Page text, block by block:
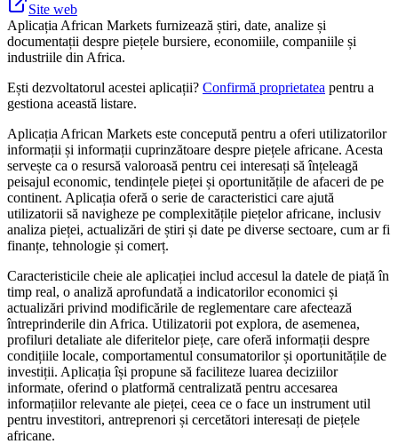
Site web
Aplicația African Markets furnizează știri, date, analize și
documentații despre piețele bursiere, economiile, companiile și
industriile din Africa.
Ești dezvoltatorul acestei aplicații? Confirmă proprietatea pentru a
gestiona această listare.
Aplicația African Markets este concepută pentru a oferi utilizatorilor
informații și informații cuprinzătoare despre piețele africane. Acesta
servește ca o resursă valoroasă pentru cei interesați să înțeleagă
peisajul economic, tendințele pieței și oportunitățile de afaceri de pe
continent. Aplicația oferă o serie de caracteristici care ajută
utilizatorii să navigheze pe complexitățile piețelor africane, inclusiv
analiza pieței, actualizări de știri și date pe diverse sectoare, cum ar fi
finanțe, tehnologie și comerț.
Caracteristicile cheie ale aplicației includ accesul la datele de piață în
timp real, o analiză aprofundată a indicatorilor economici și
actualizări privind modificările de reglementare care afectează
întreprinderile din Africa. Utilizatorii pot explora, de asemenea,
profiluri detaliate ale diferitelor piețe, care oferă informații despre
condițiile locale, comportamentul consumatorilor și oportunitățile de
investiții. Aplicația își propune să faciliteze luarea deciziilor
informate, oferind o platformă centralizată pentru accesarea
informațiilor relevante ale pieței, ceea ce o face un instrument util
pentru investitori, antreprenori și cercetători interesați de piețele
africane.